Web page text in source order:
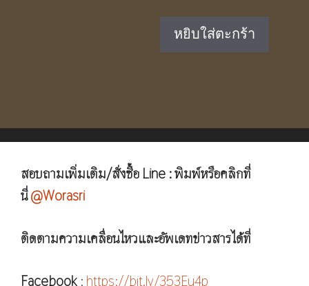
฿2,390.00.
หยิบใส่ตะกร้า
สอบถามเพิ่มเติม/สั่งซื้อ Line : พิมพ์หรือคลิกที่
นี่@Worasri
ติดตามความเคลื่อนไหวและอัพเดทข่าวสารได้ที่
Facebook : https://bit.ly/353Eu4p